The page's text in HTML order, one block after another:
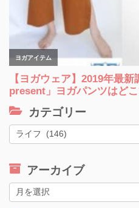
カテゴリー
カ
テ
リ
ー
アーカイブ
ー